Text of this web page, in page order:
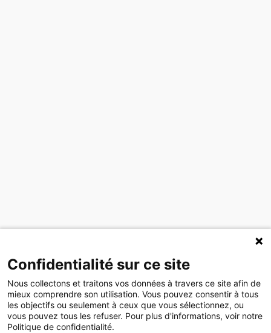
Confidentialité sur ce site
Nous collectons et traitons vos données à travers ce site afin de
mieux comprendre son utilisation. Vous pouvez consentir à tous
les objectifs ou seulement à ceux que vous sélectionnez, ou
vous pouvez tous les refuser. Pour plus d'informations, voir notre
Politique de confidentialité.